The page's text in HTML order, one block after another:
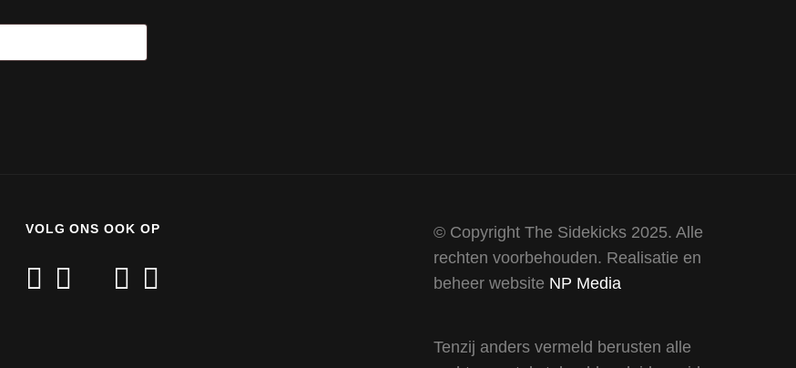
VOLG ONS OOK OP
facebook
twitter
mail youtube
© Copyright The Sidekicks 2025. Alle
rechten voorbehouden. Realisatie en
beheer website NP Media
Tenzij anders vermeld berusten alle